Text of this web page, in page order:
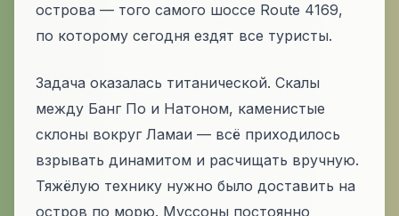
острова — того самого шоссе Route 4169,
по которому сегодня ездят все туристы.
Задача оказалась титанической. Скалы
между Банг По и Натоном, каменистые
склоны вокруг Ламаи — всё приходилось
взрывать динамитом и расчищать вручную.
Тяжёлую технику нужно было доставить на
остров по морю. Муссоны постоянно